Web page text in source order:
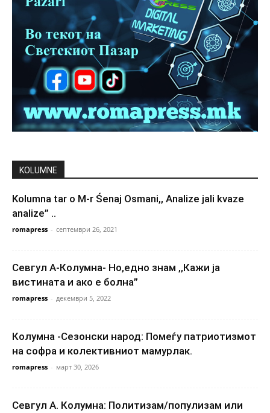
KOLUMNE
Kolumna tar o M-r Śenaj Osmani,, Analizе jali kvaze
analize” ..
romapress - септември 26, 2021
Севгул А-Колумна- Но,едно знам ,,Кажи ја
вистината и ако е болна”
romapress - декември 5, 2022
Колумна -Сезонски народ: Помеѓу патриотизмот
на софра и колективниот мамурлак.
romapress - март 30, 2026
Севгул А. Колумна: Политизам/популизам или